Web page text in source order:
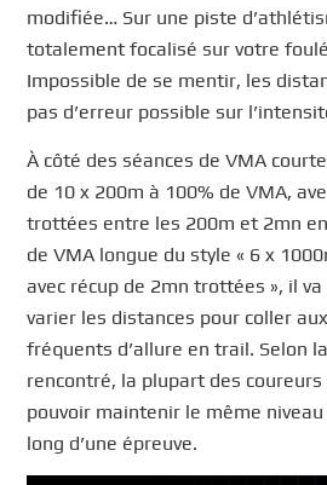
modifiée… Sur une piste
totalement focalisé sur votre
Impossible de se mentir, les
pas d’erreur possible sur
À côté des séances de VMA
de 10 x 200m à 100% de VMA,
trottées entre les 200m et 2mn
de VMA longue du style « 6 x
avec récup de 2mn trottées », il
varier les distances pour coller
fréquents d’allure en trail. Selon
rencontré, la plupart des
pouvoir maintenir le même
long d’une épreuve.